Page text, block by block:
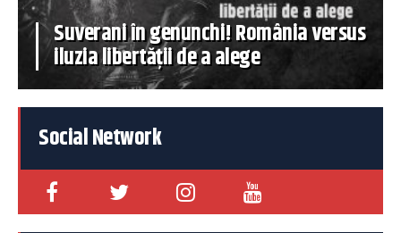
Suverani în genunchi! România versus
iluzia libertății de a alege
Social Network